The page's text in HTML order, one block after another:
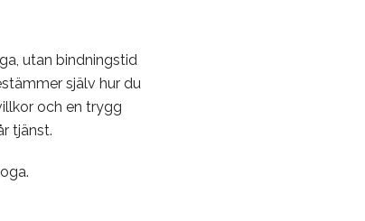
utan bindningstid
själv hur du
och en trygg
tjänst.